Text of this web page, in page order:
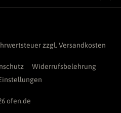
zzgl. Versandkosten
Widerrufsbelehrung
ofen.de